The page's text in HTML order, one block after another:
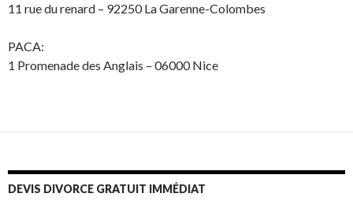
11 rue du renard – 92250 La Garenne-Colombes
PACA:
1 Promenade des Anglais – 06000 Nice
DEVIS DIVORCE GRATUIT IMMÉDIAT